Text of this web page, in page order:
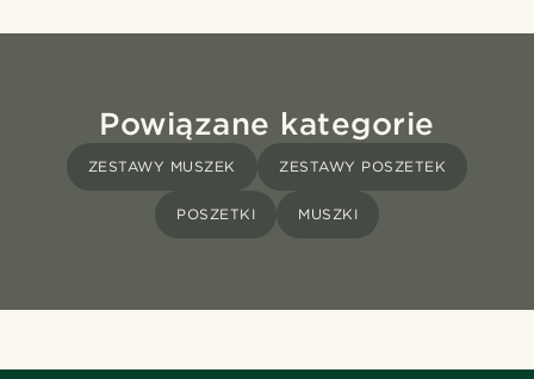
Powiązane kategorie
ZESTAWY MUSZEK ZESTAWY POSZETEK
POSZETKI MUSZKI